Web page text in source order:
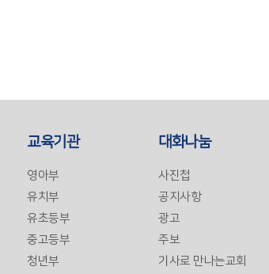
교육기관
영아부
유치부
유초등부
중고등부
청년부
대화나눔
사진첩
공지사항
광고
주보
기사로 만나는교회